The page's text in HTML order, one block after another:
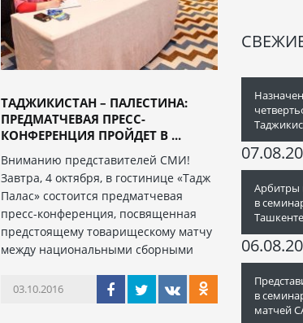
ТАДЖИКИСТАН – ПАЛЕСТИНА:
ПРЕДМАТЧЕВАЯ ПРЕСС-
КОНФЕРЕНЦИЯ ПРОЙДЕТ В ...
Вниманию представителей СМИ!
Завтра, 4 октября, в гостинице «Тадж
Палас» состоится предматчевая
пресс-конференция, посвященная
предстоящему товарищескому матчу
между национальными сборными
03.10.2016
Арбитры
в
Ташкенте
в
матчей